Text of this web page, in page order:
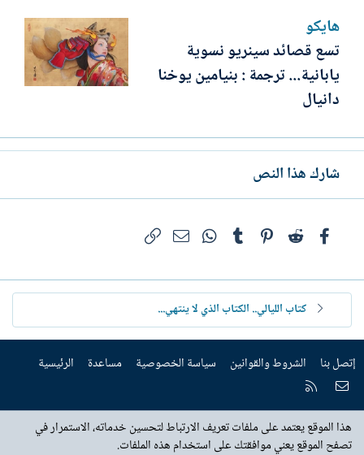
هايكو
تسع قصائد سينريو نسوية
يابانية... ترجمة : بنيامين يوخنا
دانيال
شارك هذا النص
فيسبوكReddit
Pinterest
Tumblr
WhatsAppالبريد الإلكتروني
كتاب الليالي.. الكتاب الذي لا ينتهي...
إتصل بنا الشروط والقوانين سياسة الخصوصية مساعدة الرئيسية
إتصل بنا
هذا الموقع يعتمد على ملفات تعريف الارتباط لتحسين خدماته، الاستمرار في
تصفح الموقع يعني موافقتك على استخدام هذه الملفات.